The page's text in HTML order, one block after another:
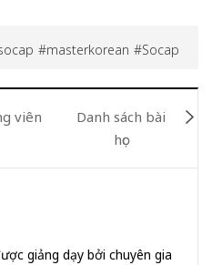
masterkorean Socap
viên
Danh sách bài
học
giảng dạy bởi chuyên gia